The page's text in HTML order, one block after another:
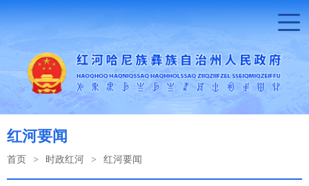
红河要闻
首页 > 时政红河 > 红河要闻